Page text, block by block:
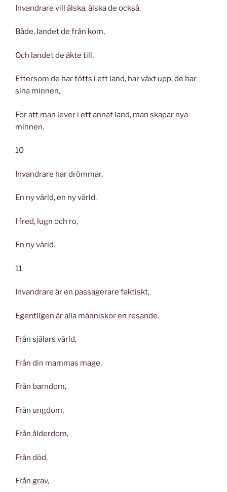
Invandrare vill älska, älska de också,
Både, landet de från kom,
Och landet de åkte till,
Eftersom de har fötts i ett land, har växt upp, de har
sina minnen,
För att man lever i ett annat land, man skapar nya
minnen.
10
Invandrare har drömmar,
En ny värld, en ny värld,
I fred, lugn och ro,
En ny värld.
11
Invandrare är en passagerare faktiskt,
Egentligen är alla människor en resande.
Från själars värld,
Från din mammas mage,
Från barndom,
Från ungdom,
Från ålderdom,
Från död,
Från grav,